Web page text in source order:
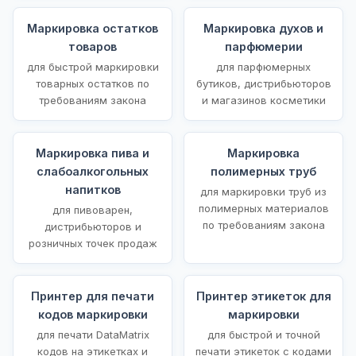
Маркировка остатков
товаров
для быстрой маркировки
товарных остатков по
требованиям закона
Маркировка духов и
парфюмерии
для парфюмерных
бутиков, дистрибьюторов
и магазинов косметики
Маркировка пива и
слабоалкогольных
напитков
для пивоварен,
дистрибьюторов и
розничных точек продаж
Маркировка
полимерных труб
для маркировки труб из
полимерных материалов
по требованиям закона
Принтер для печати
кодов маркировки
для печати DataMatrix
кодов на этикетках и
Принтер этикеток для
маркировки
для быстрой и точной
печати этикеток с кодами